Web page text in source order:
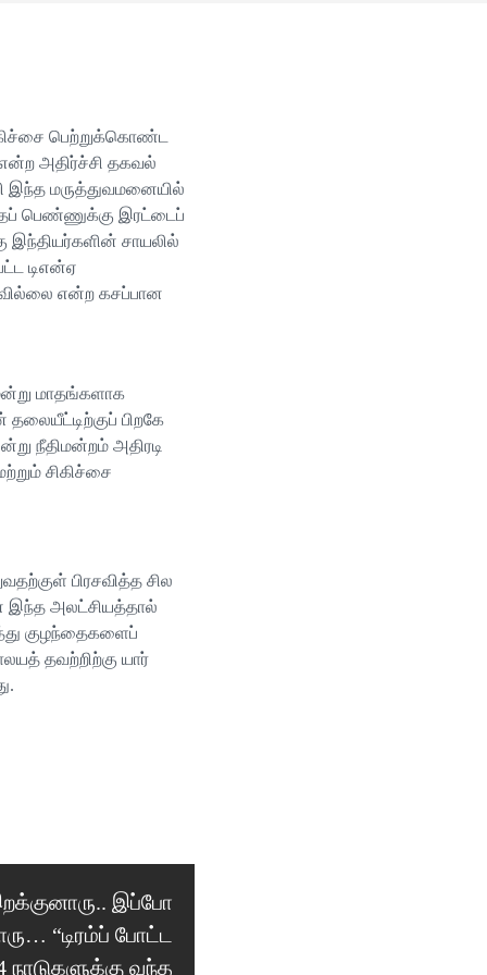
பெற்றுக்கொண்ட
அதிர்ச்சி தகவல்
இந்த மருத்துவமனையில்
பெண்ணுக்கு இரட்டைப்
சாயலில்
டிஎன்ஏ
என்ற கசப்பான
மாதங்களாக
பிறகே
நீதிமன்றம் அதிரடி
சிகிச்சை
பிரசவித்த சில
இந்த அலட்சியத்தால்
குழந்தைகளைப்
தவற்றிற்கு யார்
இப்போ
“டிரம்ப் போட்ட
வந்த